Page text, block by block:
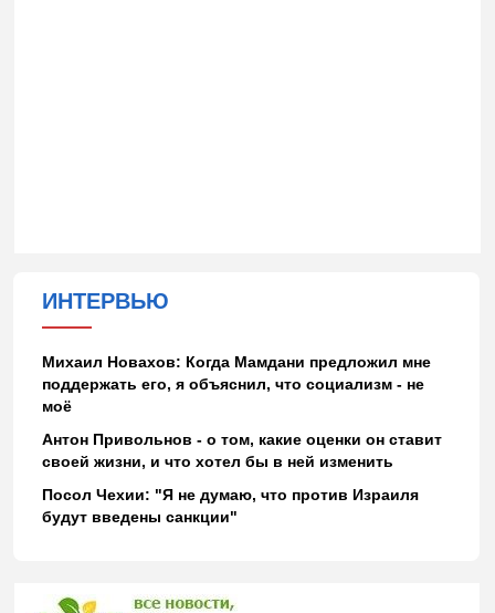
ИНТЕРВЬЮ
Михаил Новахов: Когда Мамдани предложил мне
поддержать его, я объяснил, что социализм - не
моё
Антон Привольнов - о том, какие оценки он ставит
своей жизни, и что хотел бы в ней изменить
Посол Чехии: "Я не думаю, что против Израиля
будут введены санкции"